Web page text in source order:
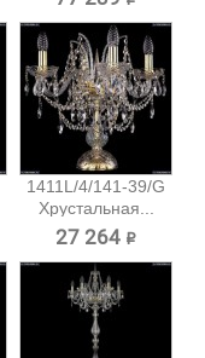
1411L/4/141-39/G
Хрустальная...
27 264 ₽